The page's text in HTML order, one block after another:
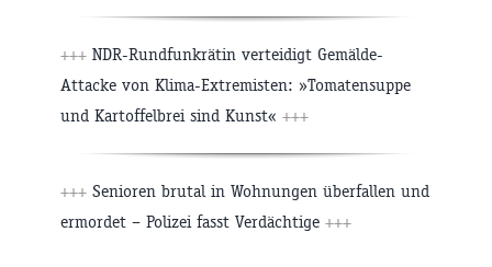
+++ NDR-Rundfunkrätin verteidigt Gemälde-
Attacke von Klima-Extremisten: »Tomatensuppe
und Kartoffelbrei sind Kunst« +++
+++ Senioren brutal in Wohnungen überfallen und
ermordet – Polizei fasst Verdächtige +++